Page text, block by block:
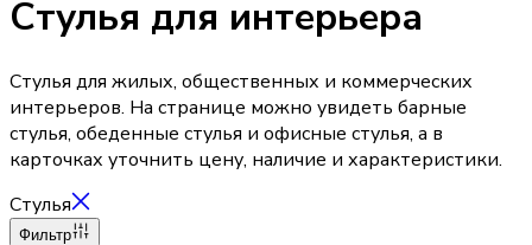
Стулья для интерьера
Стулья для жилых, общественных и коммерческих
интерьеров. На странице можно увидеть барные
стулья, обеденные стулья и офисные стулья, а в
карточках уточнить цену, наличие и характеристики.
Стулья
Фильтр